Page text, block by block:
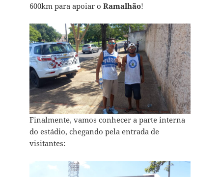
600km para apoiar o Ramalhão!
Finalmente, vamos conhecer a parte interna
do estádio, chegando pela entrada de
visitantes: